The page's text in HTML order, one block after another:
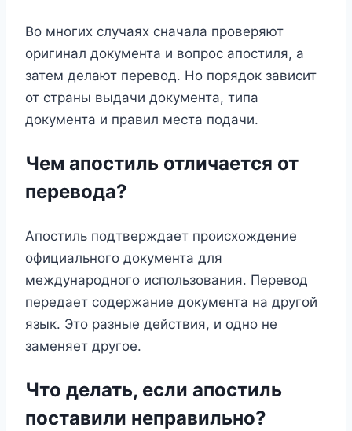
Во многих случаях сначала проверяют
оригинал документа и вопрос апостиля, а
затем делают перевод. Но порядок зависит
от страны выдачи документа, типа
документа и правил места подачи.
Чем апостиль отличается от
перевода?
Апостиль подтверждает происхождение
официального документа для
международного использования. Перевод
передает содержание документа на другой
язык. Это разные действия, и одно не
заменяет другое.
Что делать, если апостиль
поставили неправильно?